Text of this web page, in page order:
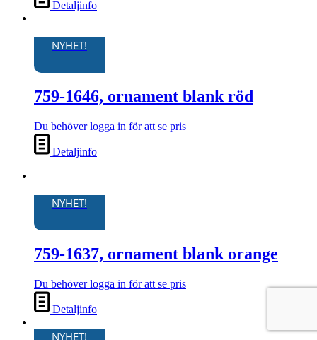
Detaljinfo
NYHET!
759-1646, ornament blank röd
Du behöver logga in för att se pris
Detaljinfo
NYHET!
759-1637, ornament blank orange
Du behöver logga in för att se pris
Detaljinfo
NYHET!